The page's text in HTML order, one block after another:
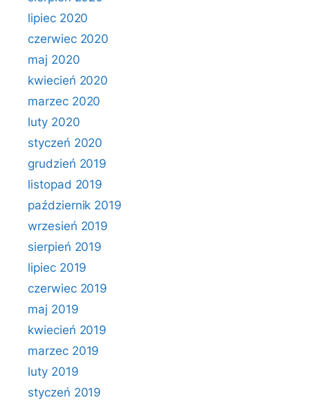
lipiec 2020
czerwiec 2020
maj 2020
kwiecień 2020
marzec 2020
luty 2020
styczeń 2020
grudzień 2019
listopad 2019
październik 2019
wrzesień 2019
sierpień 2019
lipiec 2019
czerwiec 2019
maj 2019
kwiecień 2019
marzec 2019
luty 2019
styczeń 2019